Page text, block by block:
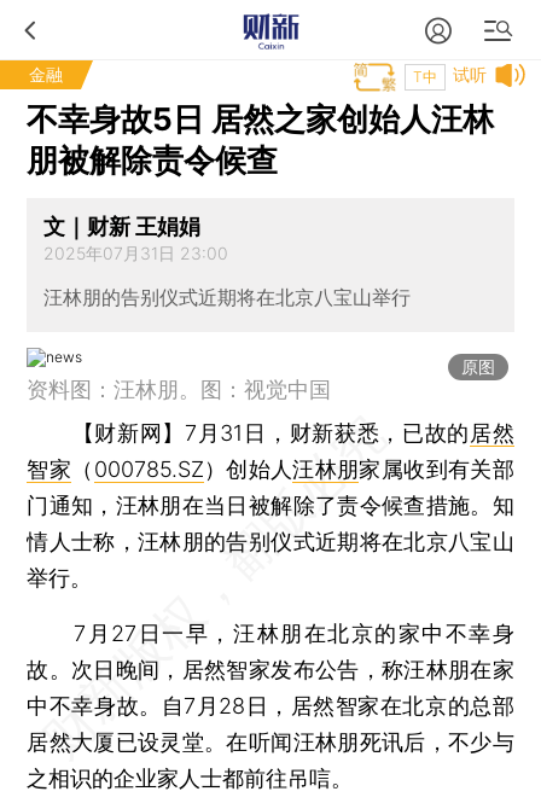
金融 试听
T中
不幸身故5日 居然之家创始人汪林
朋被解除责令候查
文｜财新 王娟娟
2025年07月31日 23:00
汪林朋的告别仪式近期将在北京八宝山举行
原图
资料图：汪林朋。图：视觉中国
【财新网】 7月31日，财新获悉，已故的居然
智家 （ 000785.SZ）创始人汪林朋家属收到有关部
门通知，汪林朋在当日被解除了责令候查措施。知
情人士称，汪林朋的告别仪式近期将在北京八宝山
举行。
7月27日一早，汪林朋在北京的家中不幸身
故。次日晚间，居然智家发布公告，称汪林朋在家
中不幸身故。自7月28日，居然智家在北京的总部
居然大厦已设灵堂。在听闻汪林朋死讯后，不少与
之相识的企业家人士都前往吊唁。